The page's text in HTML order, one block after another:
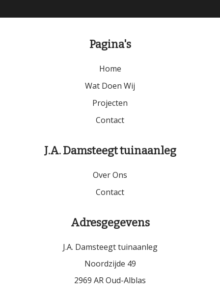
Pagina's
Home
Wat Doen Wij
Projecten
Contact
J.A. Damsteegt tuinaanleg
Over Ons
Contact
Adresgegevens
J.A. Damsteegt tuinaanleg
Noordzijde 49
2969 AR Oud-Alblas